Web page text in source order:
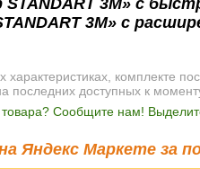
3M» с
комплекте
последних доступных к
Сообщите нам!
Яндекс Маркете за